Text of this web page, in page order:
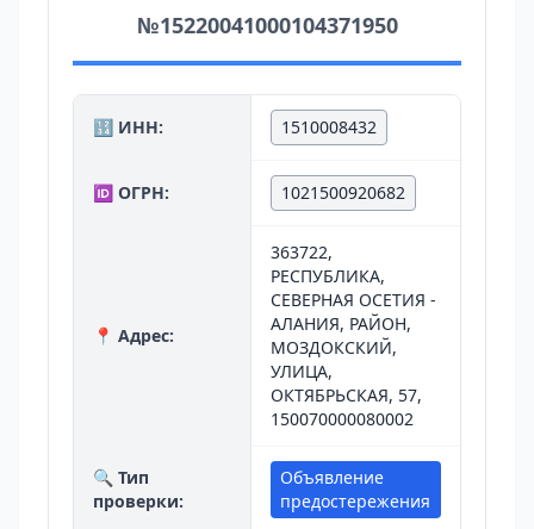
№15220041000104371950
🔢 ИНН: 1510008432
🆔 ОГРН: 1021500920682
📍 Адрес:
363722,
РЕСПУБЛИКА,
СЕВЕРНАЯ ОСЕТИЯ -
АЛАНИЯ, РАЙОН,
МОЗДОКСКИЙ,
УЛИЦА,
ОКТЯБРЬСКАЯ, 57,
150070000080002
🔍 Тип
проверки:
Объявление
предостережения